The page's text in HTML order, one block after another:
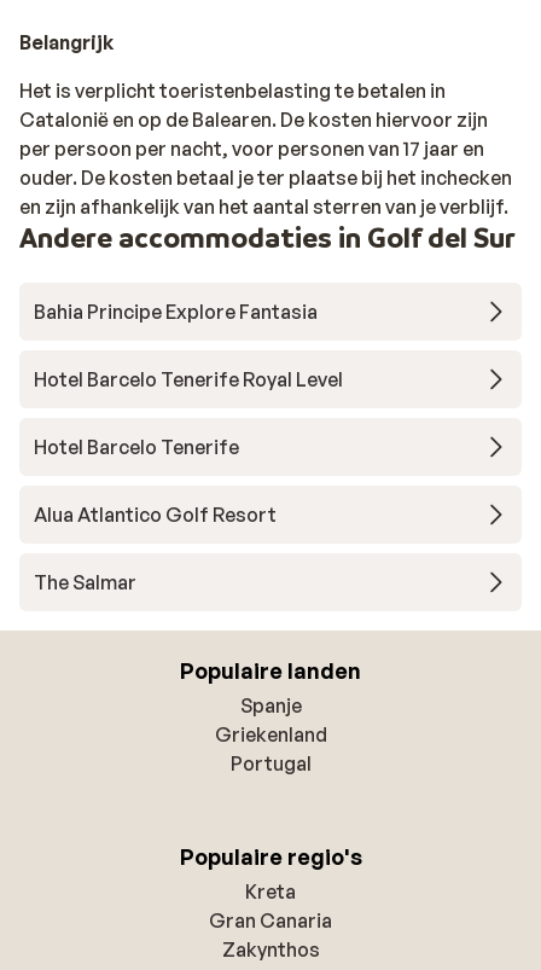
Belangrijk
Het is verplicht toeristenbelasting te betalen in
Catalonië en op de Balearen. De kosten hiervoor zijn
per persoon per nacht, voor personen van 17 jaar en
ouder. De kosten betaal je ter plaatse bij het inchecken
en zijn afhankelijk van het aantal sterren van je verblijf.
Andere accommodaties in Golf del Sur
Bahia Principe Explore Fantasia
Hotel Barcelo Tenerife Royal Level
Hotel Barcelo Tenerife
Alua Atlantico Golf Resort
The Salmar
Populaire landen
Spanje
Griekenland
Portugal
Populaire regio's
Kreta
Gran Canaria
Zakynthos